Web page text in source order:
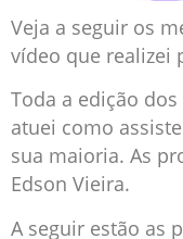
Veja a seguir os
vídeo que realizei
Toda a edição
atuei como
sua maioria. As
Edson Vieira.
A seguir estão as